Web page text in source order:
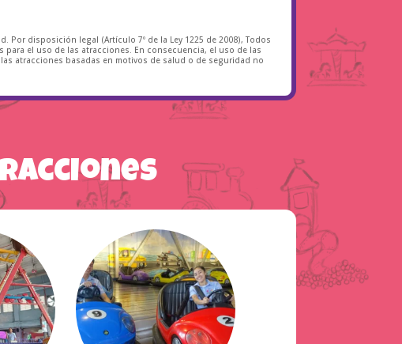
disposición legal (Artículo 7º de la Ley 1225 de 2008), Todos
el uso de las atracciones. En consecuencia, el uso de las
atracciones basadas en motivos de salud o de seguridad no